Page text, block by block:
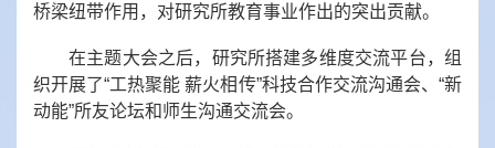
桥梁纽带作用，对研究所教育事业作出的突出贡献。
在主题大会之后，研究所搭建多维度交流平台，组
织开展了“工热聚能 薪火相传”科技合作交流沟通会、“新
动能”所友论坛和师生沟通交流会。